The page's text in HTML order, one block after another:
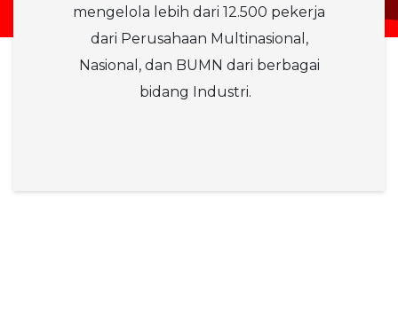
mengelola lebih dari 12.500 pekerja
dari Perusahaan Multinasional,
Nasional, dan BUMN dari berbagai
bidang Industri.